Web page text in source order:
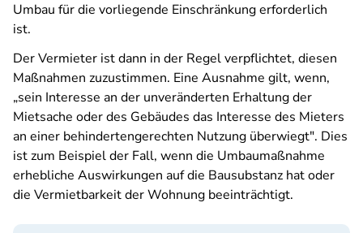
Umbau für die vorliegende Einschränkung erforderlich
ist.
Der Vermieter ist dann in der Regel verpflichtet, diesen
Maßnahmen zuzustimmen. Eine Ausnahme gilt, wenn,
„sein Interesse an der unveränderten Erhaltung der
Mietsache oder des Gebäudes das Interesse des Mieters
an einer behindertengerechten Nutzung überwiegt". Dies
ist zum Beispiel der Fall, wenn die Umbaumaßnahme
erhebliche Auswirkungen auf die Bausubstanz hat oder
die Vermietbarkeit der Wohnung beeinträchtigt.